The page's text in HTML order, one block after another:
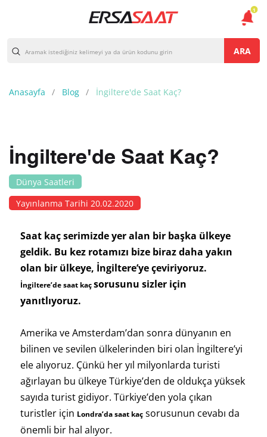
ARA
Anasayfa Blog İngiltere'de Saat Kaç?
Yayınlanma Tarihi 20.02.2020
Dünya Saatleri
İngiltere'de Saat Kaç?
Saat kaç serimizde yer alan bir başka ülkeye
geldik. Bu kez rotamızı bize biraz daha yakın
olan bir ülkeye, İngiltere’ye çeviriyoruz.
İngiltere’de saat kaçsorusunu sizler için
yanıtlıyoruz.
Amerika ve Amsterdam’dan sonra dünyanın en
bilinen ve sevilen ülkelerinden biri olan İngiltere’yi
ele alıyoruz. Çünkü her yıl milyonlarda turisti
ağırlayan bu ülkeye Türkiye’den de oldukça yüksek
sayıda turist gidiyor. Türkiye’den yola çıkan
turistler için Londra’da saat kaçsorusunun cevabı da
önemli bir hal alıyor.
1